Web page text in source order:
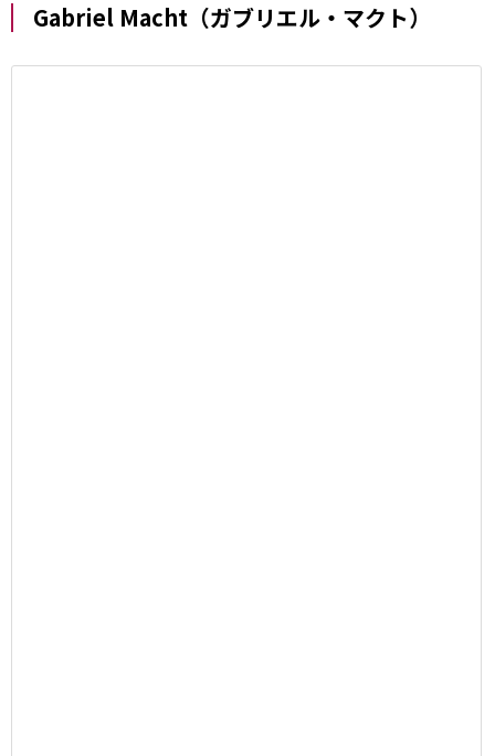
Gabriel Macht（ガブリエル・マクト）